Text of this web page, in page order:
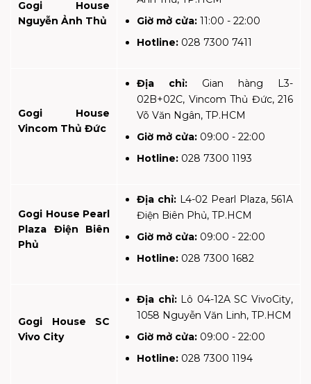
Gogi House
Nguyễn Ảnh Thủ
Giờ mở cửa: 11:00 - 22:00
Hotline: 028 7300 7411
Gogi House
Vincom Thủ Đức
Địa chỉ: Gian hàng L3-
02B+02C, Vincom Thủ Đức, 216
Võ Văn Ngân, TP.HCM
Giờ mở cửa: 09:00 - 22:00
Hotline: 028 7300 1193
Gogi House Pearl
Plaza Điện Biên
Phủ
Địa chỉ: L4-02 Pearl Plaza, 561A
Điện Biên Phủ, TP.HCM
Giờ mở cửa: 09:00 - 22:00
Hotline: 028 7300 1682
Gogi House SC
Vivo City
Địa chỉ:Lô 04-12A SC VivoCity,
1058 Nguyễn Văn Linh, TP.HCM
Giờ mở cửa: 09:00 - 22:00
Hotline: 028 7300 1194